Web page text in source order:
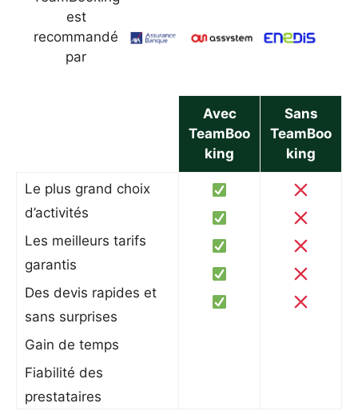
est
recommandé
par
Avec
TeamBoo
king
Sans
TeamBoo
king
Le plus grand choix
d’activités
Les meilleurs tarifs
garantis
Des devis rapides et
sans surprises
Gain de temps
Fiabilité des
prestataires